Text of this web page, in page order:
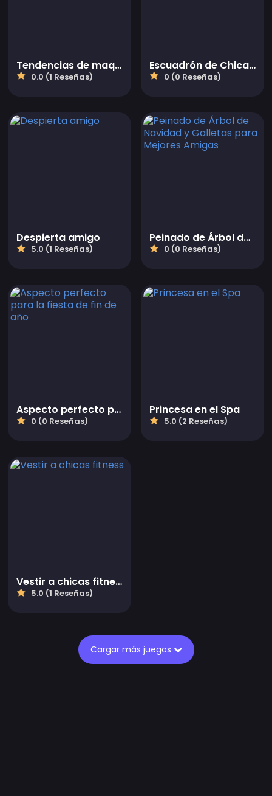
Tendencias de maquillaje de San Valentín
0.0 (1 Reseñas)
Escuadrón de Chicas Monstruo de la Escuela Secundaria
0 (0 Reseñas)
Despierta amigo
5.0 (1 Reseñas)
Peinado de Árbol de Navidad y Galletas para Mejores Amigas
0 (0 Reseñas)
Aspecto perfecto para la fiesta de fin de año
0 (0 Reseñas)
Princesa en el Spa
5.0 (2 Reseñas)
Vestir a chicas fitness
5.0 (1 Reseñas)
Cargar más juegos